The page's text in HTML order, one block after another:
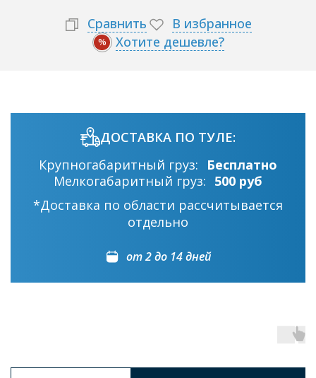
Сравнить В избранное
% Хотите дешевле?
ДОСТАВКА ПО ТУЛЕ:
Крупногабаритный груз:
Бесплатно
Мелкогабаритный груз: 500 руб
*Доставка по области рассчитывается
отдельно
от 2 до 14 дней